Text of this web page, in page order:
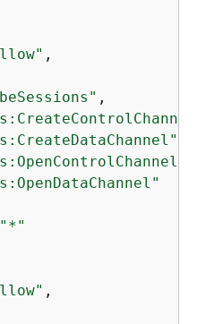
,
,
"*"
,